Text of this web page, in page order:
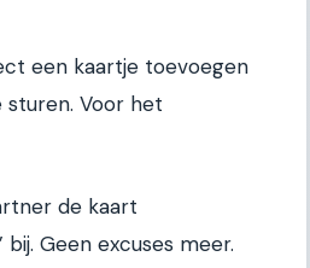
een kaartje toevoegen
sturen. Voor het
de kaart
bij. Geen excuses meer.